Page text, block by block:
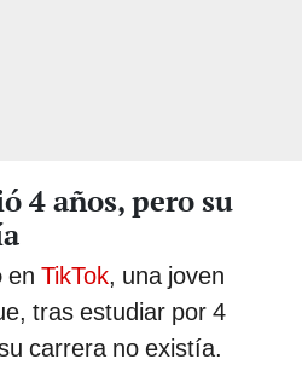
4 años, pero su
en TikTok, una joven
tras estudiar por 4
carrera no existía.